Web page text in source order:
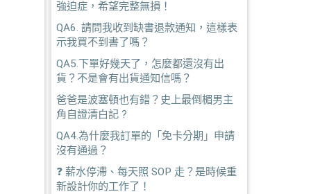
強迫症，希望完整無損！
QA6. 請問我收到缺書退款通知，這樣表
示我買不到書了嗎？
QA5.下單好幾天了，怎麼都還沒有出
貨？不是會有出貨通知信嗎？
爸爸是波塞頓也有錯？史上最倒楣男主
角自證清白記 ?
QA4.為什麼我訂單的「免卡分期」申請
沒有通過？
❓ 薪水停滯、每天照 SOP 走？是時候重
新設計你的工作了！